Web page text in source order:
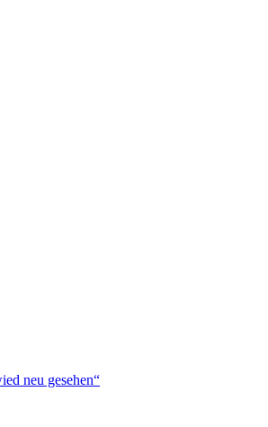
neu gesehen“